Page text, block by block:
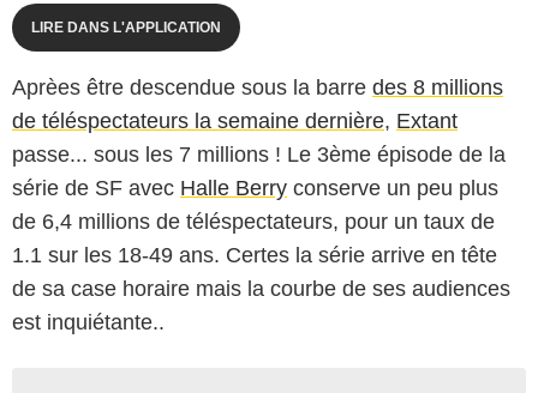
LIRE DANS L'APPLICATION
Aprèes être descendue sous la barre des 8 millions
de téléspectateurs la semaine dernière, Extant
passe... sous les 7 millions ! Le 3ème épisode de la
série de SF avec Halle Berry conserve un peu plus
de 6,4 millions de téléspectateurs, pour un taux de
1.1 sur les 18-49 ans. Certes la série arrive en tête
de sa case horaire mais la courbe de ses audiences
est inquiétante..